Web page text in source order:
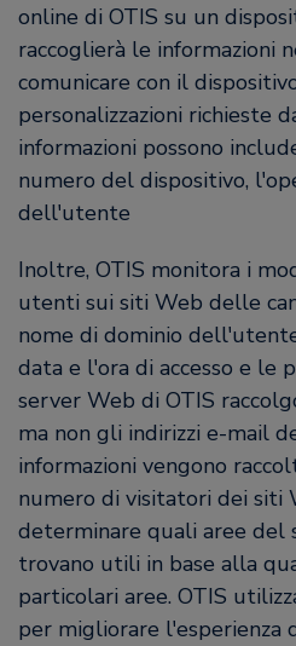
online di OTIS su un
raccoglierà le informazioni
comunicare con il
personalizzazioni richieste
informazioni possono
numero del dispositivo,
dell'utente
Inoltre, OTIS monitora i
utenti sui siti Web delle
nome di dominio
data e l'ora di accesso e le
server Web di OTIS
ma non gli indirizzi e-mail
informazioni vengono
numero di visitatori dei siti
determinare quali aree
trovano utili in base alla
particolari aree. OTIS
per migliorare